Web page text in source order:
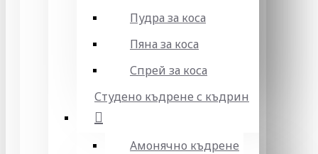
Пудра за коса
Пяна за коса
Спрей за коса
Студено къдрене с къдрин
Амонячно къдрене